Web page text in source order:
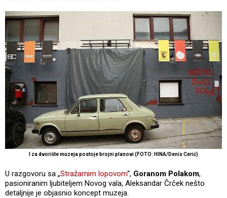
I za dvorište muzeja postoje brojni planovi (FOTO: HINA/Denis Cerić)
U razgovoru sa „Stražarnim lopovom“, Goranom Polakom,
pasioniranim ljubiteljem Novog vala, Aleksandar Črček nešto
detaljnije je objasnio koncept muzeja.